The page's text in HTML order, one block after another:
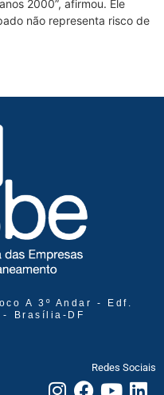
2000”, afirmou. Ele
não representa risco de
A 3º Andar - Edf.
- Brasília-DF
Redes Sociais